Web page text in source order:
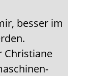
besser im
Christiane